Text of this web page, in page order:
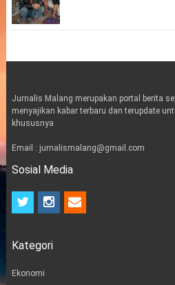
Jurnalis Malang merupakan portal berita
menyajikan kabar terbaru dan terupdate
khususnya
Email : jurnalismalang@gmail.com
Sosial Media
t
t
r
i
n
e
m
Kategori
Ekonomi